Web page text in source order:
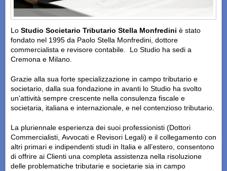
Lo Studio Societario Tributario Stella Monfredini è stato
fondato nel 1995 da Paolo Stella Monfredini, dottore
commercialista e revisore contabile. Lo Studio ha sedi a
Cremona e Milano.
Grazie alla sua forte specializzazione in campo tributario e
societario, dalla sua fondazione in avanti lo Studio ha svolto
un'attività sempre crescente nella consulenza fiscale e
societaria, italiana e internazionale, e nel contenzioso tributario.
La pluriennale esperienza dei suoi professionisti (Dottori
Commercialisti, Avvocati e Revisori Legali) e il collegamento con
altri primari e indipendenti studi in Italia e all’estero, consentono
di offrire ai Clienti una completa assistenza nella risoluzione
delle problematiche tributarie e societarie sia in campo